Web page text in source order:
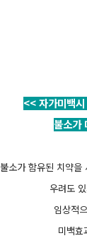
<< 자가미백
불소가
불소가 함유된 치약
우려도
임상적
미백